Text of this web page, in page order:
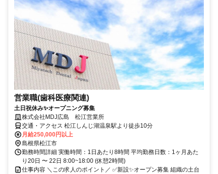
営業職(歯科医療関連)
土日祝休み✨オープニング募集
株式会社MDJ広島 松江営業所
交通・アクセス 松江しんじ湖温泉駅より徒歩10分
月給250,000円以上
島根県松江市
勤務時間詳細 実働時間：1日あたり8時間 平均勤務日数：1ヶ月あた
り20日 〜 22日 8:00~18:00 (休憩2時間)
仕事内容 ＼この求人のポイント／ ✅新設✨オープン募集 組織の土台